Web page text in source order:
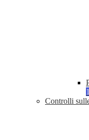
Controlli